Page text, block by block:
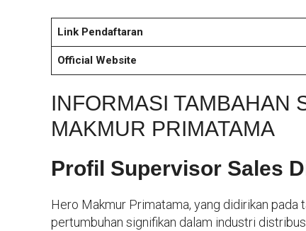
Link Pendaftaran
Official Website
INFORMASI TAMBAHAN
MAKMUR PRIMATAMA
Profil Supervisor Sales
Hero Makmur Primatama, yang didirikan pada
pertumbuhan signifikan dalam industri